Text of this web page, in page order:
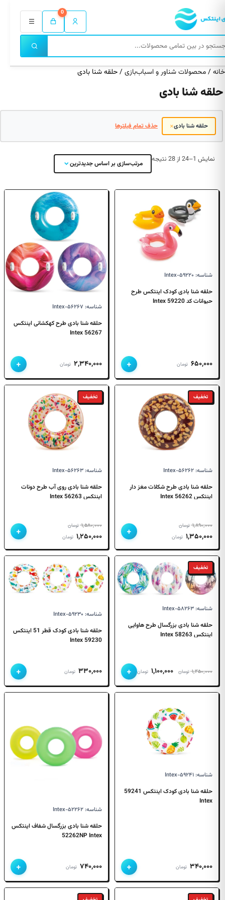
0
خانه/محصولات شناور و اسباب‌بازی/ حلقه شنا بادی
حلقه شنا بادی
حلقه شنا بادی× حذف تمام فیلترها
نمایش 1–24 از 28 نتیجه
مرتب‌سازی
بر
جدیدترین
مرتب‌سازی بر اساس جدیدترین
شناسه: Intex-۵۹۲۲۰
حلقه شنا بادی کودک اینتکس طرح
حیوانات کد Intex 59220
۶۵۰,۰۰۰ تومان +
شناسه: Intex-۵۶۲۶۷
حلقه شنا بادی طرح کهکشانی اینتکس
Intex 56267
۲,۳۴۰,۰۰۰ تومان +
تخفیف
شناسه: Intex-۵۶۲۶۲
حلقه شنا بادی طرح شکلات مغز دار
اینتکس 56262 Intex
۱,۸۹۰,۰۰۰ تومان
قیمت
اصلی
۱,۸۹۰,۰۰۰ تومان
بود.
۱,۳۵۰,۰۰۰ تومانقیمت
فعلی
۱,۳۵۰,۰۰۰ تومان
است.
+
تخفیف
شناسه: Intex-۵۶۲۶۳
حلقه شنا بادی روی آب طرح دونات
اینتکس 56263 Intex
۱,۵۸۰,۰۰۰ تومان
قیمت
اصلی
۱,۵۸۰,۰۰۰ تومان
بود.
۱,۲۵۰,۰۰۰ تومانقیمت
فعلی
۱,۲۵۰,۰۰۰ تومان
است.
+
تخفیف
شناسه: Intex-۵۸۲۶۳
حلقه شنا بادی بزرگسال طرح هاوایی
اینتکس 58263 Intex
۱,۴۵۰,۰۰۰ تومان
قیمت
۱,۴۵۰,۰۰۰ تومان
بود.
۱,۱۰۰,۰۰۰ تومانقیمت
فعلی
۱,۱۰۰,۰۰۰ تومان
+
شناسه: Intex-۵۹۲۳۰
حلقه شنا بادی کودک قطر 51 اینتکس
59230 Intex
۳۳۰,۰۰۰ تومان +
شناسه: Intex-۵۹۲۴۱
حلقه شنا بادی کودک اینتکس 59241
Intex
۳۴۰,۰۰۰ تومان +
شناسه: Intex-۵۲۲۶۲
حلقه شنا بادی بزرگسال شفاف اینتکس
52262NP Intex
۷۴۰,۰۰۰ تومان +